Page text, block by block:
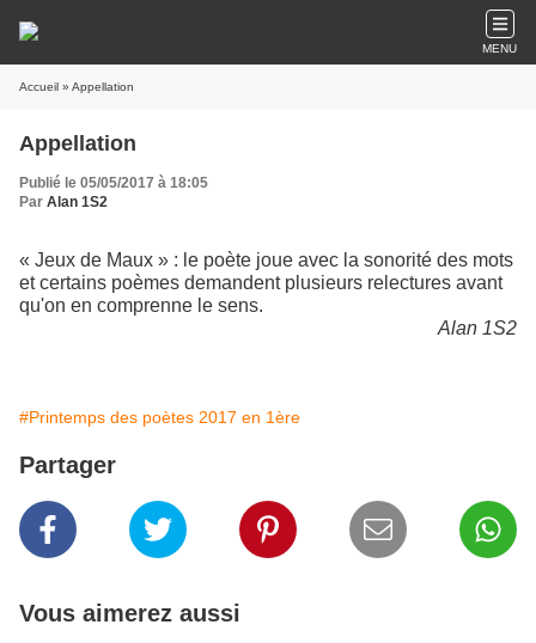
MENU
Accueil » Appellation
Appellation
Publié le 05/05/2017 à 18:05
Par Alan 1S2
« Jeux de Maux » : le poète joue avec la sonorité des mots
et certains poèmes demandent plusieurs relectures avant
qu'on en comprenne le sens.
Alan 1S2
#Printemps des poètes 2017 en 1ère
Partager
Vous aimerez aussi